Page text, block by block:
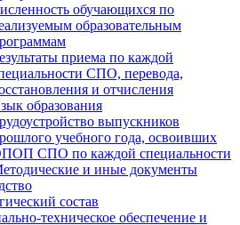
обучающихся по
образовательным
приема по каждой
СПО, перевода,
и отчисления
образования
выпускников
учебного года, освоивших
СПО по каждой специальности
и иные документы
состав
техническое обеспечение и